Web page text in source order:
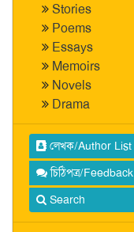
Stories
Poems
Essays
Memoirs
Novels
Drama
লেখক/Author List
চিঠিপত্র/Feedback
Search